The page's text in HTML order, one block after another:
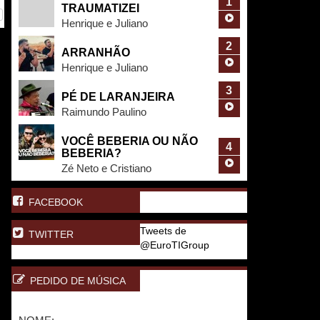
TRAUMATIZEI
Henrique e Juliano
ARRANHÃO
Henrique e Juliano
2
PÉ DE LARANJEIRA
Raimundo Paulino
3
VOCÊ BEBERIA OU NÃO
BEBERIA?
Zé Neto e Cristiano
4
FACEBOOK
TWITTER
Tweets de
@EuroTIGroup
PEDIDO DE MÚSICA